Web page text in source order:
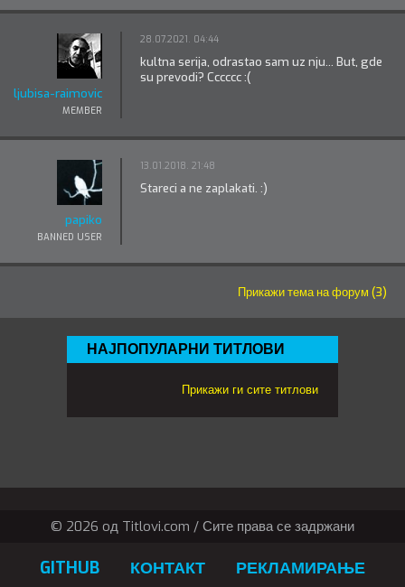
ljubisa-raimovic
MEMBER
28.07.2021. 04:44
kultna serija, odrastao sam uz nju... But, gde
su prevodi? Cccccc :(
papiko
BANNED USER
13.01.2018. 21:48
Stareci a ne zaplakati. :)
Прикажи тема на форум (3)
НАЈПОПУЛАРНИ ТИТЛОВИ
Прикажи ги сите титлови
© 2026 oд Titlovi.com / Сите права се задржани
GITHUB КОНТАКТ РЕКЛАМИРАЊЕ